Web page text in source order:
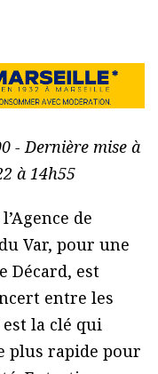
- Dernière mise à
à 14h55
de
Var, pour une
Décard, est
entre les
la clé qui
plus rapide pour